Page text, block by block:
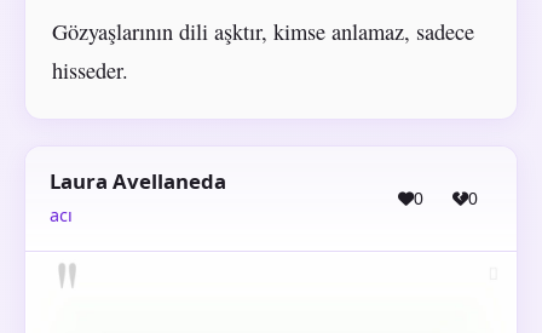
Gözyaşlarının dili aşktır, kimse anlamaz, sadece
hisseder.
Laura Avellaneda
acı
0 0